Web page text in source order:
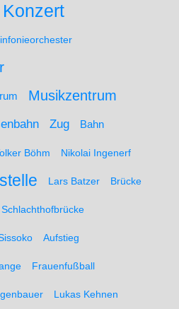
Konzert
Musikzentrum
Zug Bahn
Böhm Nikolai Ingenerf
Lars Batzer Brücke
Schlachthofbrücke
Aufstieg
Frauenfußball
Lukas Kehnen